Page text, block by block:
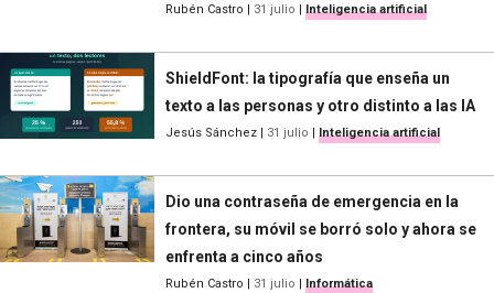
Rubén Castro | 31 julio | Inteligencia artificial
ShieldFont: la tipografía que enseña un
texto a las personas y otro distinto a las IA
Jesús Sánchez | 31 julio | Inteligencia artificial
Dio una contraseña de emergencia en la
frontera, su móvil se borró solo y ahora se
enfrenta a cinco años
Rubén Castro | 31 julio | Informática